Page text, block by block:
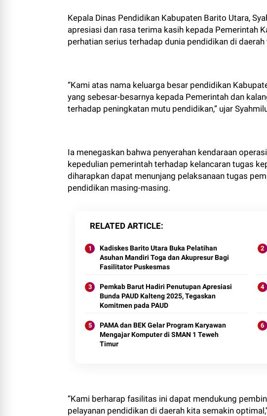
Kepala Dinas Pendidikan Kabupaten Barito Utara,
apresiasi dan rasa terima kasih kepada Pemerintah
perhatian serius terhadap dunia pendidikan di
“Kami atas nama keluarga besar pendidikan
yang sebesar-besarnya kepada Pemerintah dan
terhadap peningkatan mutu pendidikan,” ujar
Ia menegaskan bahwa penyerahan kendaraan
kepedulian pemerintah terhadap kelancaran tugas
diharapkan dapat menunjang pelaksanaan tugas
pendidikan masing-masing.
RELATED ARTICLE
Kadiskes Barito Utara Buka Pelatihan
Asuhan Mandiri Toga dan Akupresur Bagi
Fasilitator Puskesmas
Pemkab Barut Hadiri Penutupan Apresiasi
Bunda PAUD Kalteng 2025, Tegaskan
Komitmen pada PAUD
PAMA dan BEK Gelar Program Karyawan
Mengajar Komputer di SMAN 1 Teweh
Timur
“Kami berharap fasilitas ini dapat mendukung
pelayanan pendidikan di daerah kita semakin